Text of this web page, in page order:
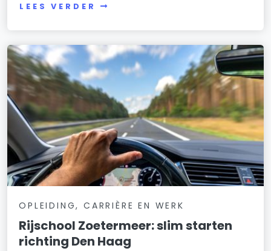
LEES VERDER
OPLEIDING, CARRIÈRE EN WERK
Rijschool Zoetermeer: slim starten
richting Den Haag